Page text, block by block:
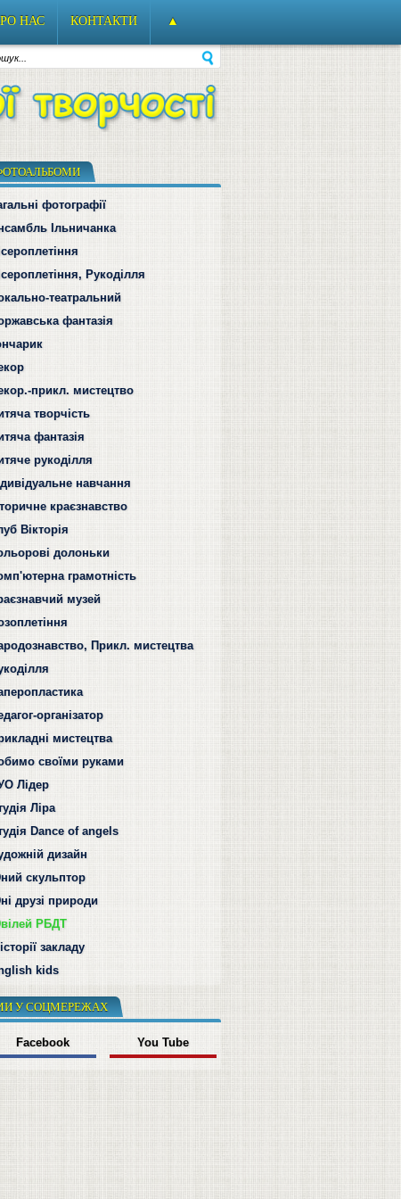
НАС КОНТАКТИ ▲
фотографії
Ільничанка
Рукоділля
театральний
фантазія
прикл. мистецтво
творчість
фантазія
рукоділля
навчання
краєзнавство
Вікторія
долоньки
грамотність
музей
Прикл. мистецтва
організатор
мистецтва
своїми руками
Лідер
Ліра
Dance of angels
дизайн
скульптор
друзі природи
РБДТ
закладу
kids
У СОЦМЕРЕЖАХ
Facebook You Tube